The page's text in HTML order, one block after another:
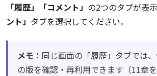
「履歴」「コメント」 の2つのタブが表示
ント」 タブを選択してください。
メモ： 同じ画面の「履歴」タブでは
の版を確認・再利用できます（11章を